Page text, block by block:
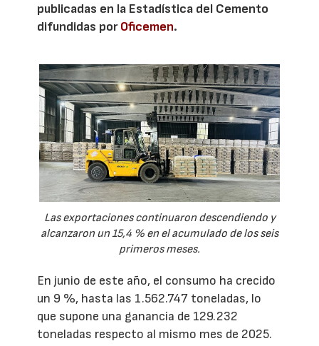
publicadas en la Estadística del Cemento
difundidas porOficemen.
Las exportaciones continuaron descendiendo y
alcanzaron un 15,4 % en el acumulado de los seis
primeros meses.
En junio de este año, el consumo ha crecido
un 9 %, hasta las 1.562.747 toneladas, lo
que supone una ganancia de 129.232
toneladas respecto al mismo mes de 2025.